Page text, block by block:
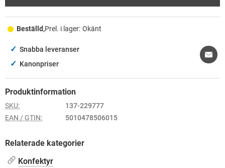
Beställd,Prel. i lager: Okänt
✓ Snabba leveranser
✓ Kanonpriser
Produktinformation
SKU:
137-229777
EAN / GTIN:
5010478506015
Relaterade kategorier
Konfektyr